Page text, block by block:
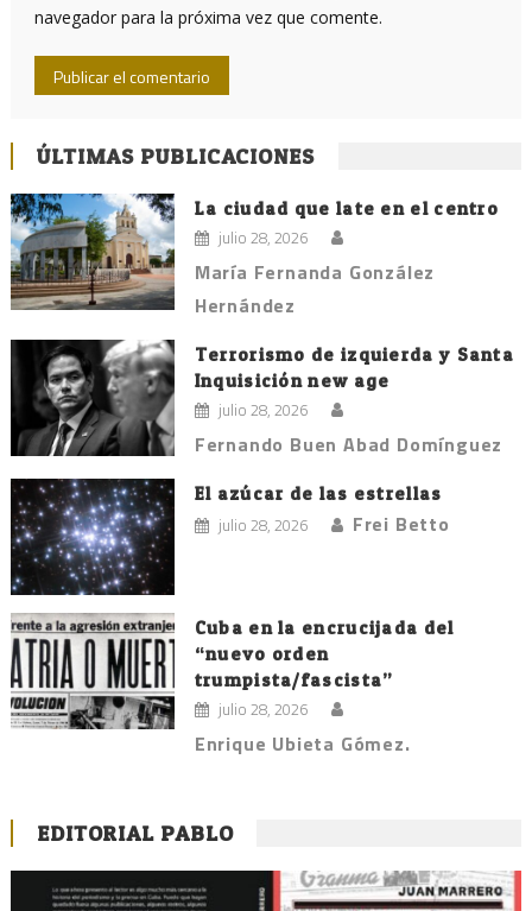
navegador para la próxima vez que comente.
ÚLTIMAS PUBLICACIONES
La ciudad que late en el centro
julio 28, 2026
María Fernanda González
Hernández
Terrorismo de izquierda y Santa
Inquisición new age
julio 28, 2026
Fernando Buen Abad Domínguez
El azúcar de las estrellas
julio 28, 2026 Frei Betto
Cuba en la encrucijada del
“nuevo orden
trumpista/fascista”
julio 28, 2026
Enrique Ubieta Gómez.
EDITORIAL PABLO